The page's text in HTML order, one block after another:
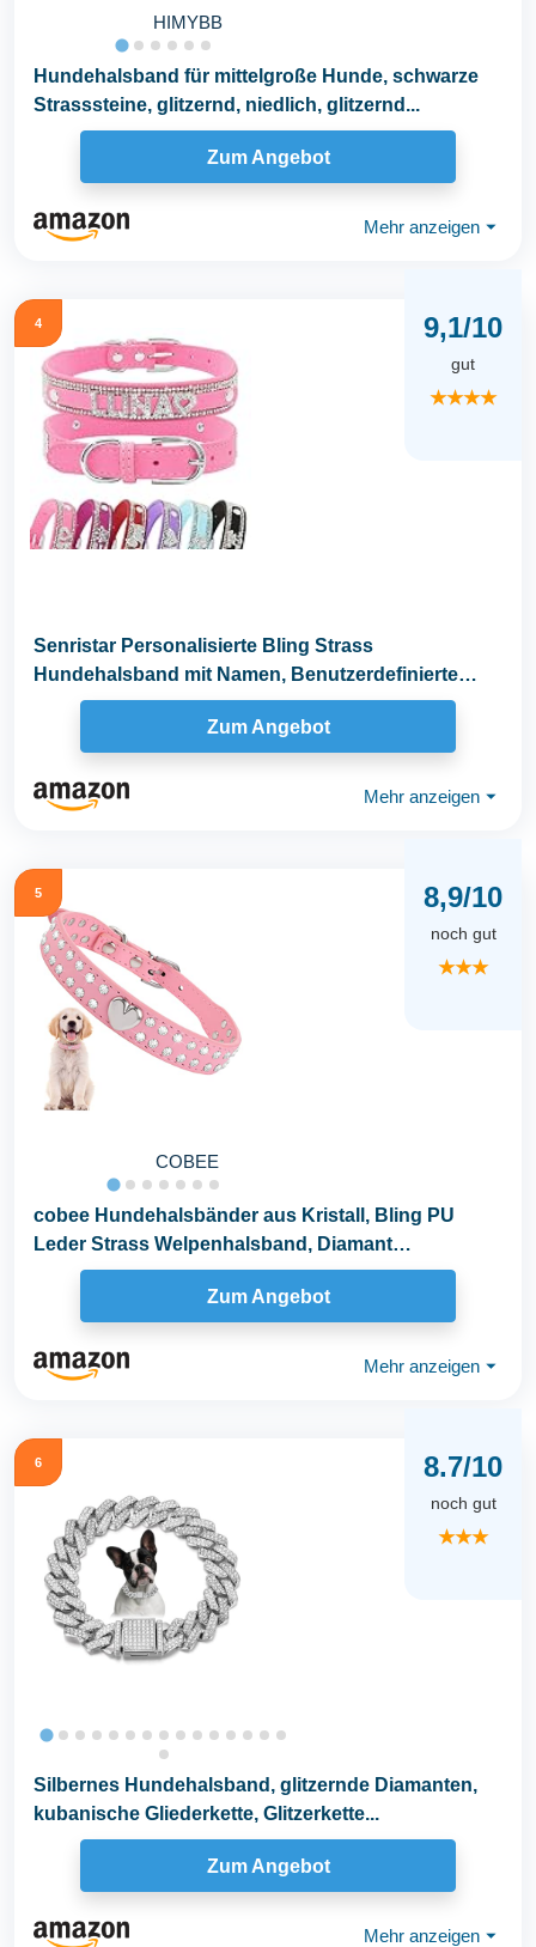
HIMYBB
Hundehalsband für mittelgroße Hunde, schwarze
Strasssteine, glitzernd, niedlich, glitzernd...
Zum Angebot
Mehr anzeigen ⏷
4 9,1/10
gut
★★★★
Senristar Personalisierte Bling Strass
Hundehalsband mit Namen, Benutzerdefinierte
Glitter Crystal...
Zum Angebot
Mehr anzeigen ⏷
5
COBEE
8,9/10
noch gut
★★★
cobee Hundehalsbänder aus Kristall, Bling PU
Leder Strass Welpenhalsband, Diamant
verstellbares...
Zum Angebot
Mehr anzeigen ⏷
6 8.7/10
noch gut
★★★
Silbernes Hundehalsband, glitzernde Diamanten,
kubanische Gliederkette, Glitzerkette...
Zum Angebot
Mehr anzeigen ⏷